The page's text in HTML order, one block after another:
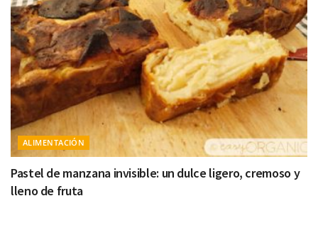
ALIMENTACIÓN
Pastel de manzana invisible: un dulce ligero, cremoso y
lleno de fruta